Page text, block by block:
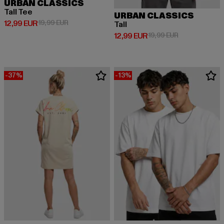
URBAN CLASSICS
Tall Tee
12,99 EUR
Derzeitiger Preis: 12,99 EUR
19,99 EURAktionspreis: 19,99 EUR
URBAN CLASSICS
Tall
12,99 EUR
Derzeitiger Preis: 12,99 EUR
19,99 EURAktionspreis:
-37% -13%